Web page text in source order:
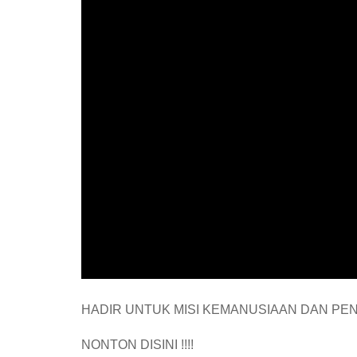
HADIR UNTUK MISI KEMANUSIAAN DAN
NONTON DISINI !!!!